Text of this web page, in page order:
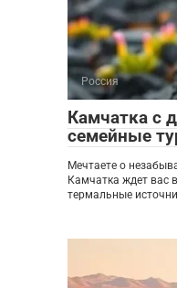
Россия
Камчатка с
семейные
Мечтаете о
Камчатка ждет вас
термальные